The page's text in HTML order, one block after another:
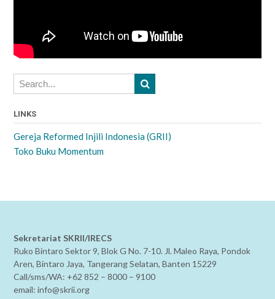
LINKS
Gereja Reformed Injili Indonesia (GRII)
Toko Buku Momentum
Sekretariat SKRII/IRECS
Ruko Bintaro Sektor 9, Blok G No. 7-10. Jl. Maleo Raya, Pondok
Aren, Bintaro Jaya, Tangerang Selatan, Banten 15229
Call/sms/WA: +62 852 – 8000 – 9100
email: info@skrii.org